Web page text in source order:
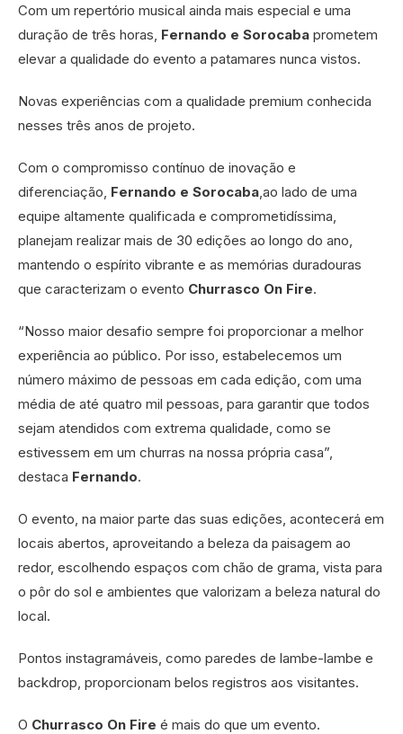
Com um repertório musical ainda mais especial e uma
duração de três horas, Fernando e Sorocaba prometem
elevar a qualidade do evento a patamares nunca vistos.
Novas experiências com a qualidade premium conhecida
nesses três anos de projeto.
Com o compromisso contínuo de inovação e
diferenciação, Fernando e Sorocaba ,ao lado de uma
equipe altamente qualificada e comprometidíssima,
planejam realizar mais de 30 edições ao longo do ano,
mantendo o espírito vibrante e as memórias duradouras
que caracterizam o evento Churrasco On Fire.
“Nosso maior desafio sempre foi proporcionar a melhor
experiência ao público. Por isso, estabelecemos um
número máximo de pessoas em cada edição, com uma
média de até quatro mil pessoas, para garantir que todos
sejam atendidos com extrema qualidade, como se
estivessem em um churras na nossa própria casa”,
destaca Fernando.
O evento, na maior parte das suas edições, acontecerá em
locais abertos, aproveitando a beleza da paisagem ao
redor, escolhendo espaços com chão de grama, vista para
o pôr do sol e ambientes que valorizam a beleza natural do
local.
Pontos instagramáveis, como paredes de lambe-lambe e
backdrop, proporcionam belos registros aos visitantes.
O Churrasco On Fire é mais do que um evento.